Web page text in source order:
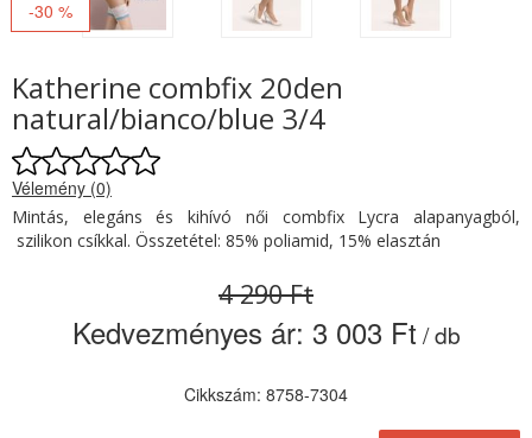
-30 %
Katherine combfix 20den
natural/bianco/blue 3/4
Vélemény (0)
Mintás, elegáns és kihívó női combfix Lycra alapanyagból,
szilikon csíkkal. Összetétel: 85% poliamid, 15% elasztán
4 290 Ft
Kedvezményes ár: 3 003 Ft / db
Cikkszám: 8758-7304